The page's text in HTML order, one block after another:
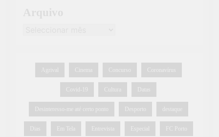
Agrival Cinema Concurso Coronavírus
Covid-19 Cultura Datas
Desinteresso-me até certo ponto Desporto destaque
Dias Em Tela Entrevista Especial FC Porto